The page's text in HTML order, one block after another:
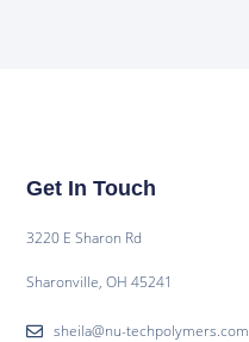
Get In Touch
3220 E Sharon Rd
Sharonville, OH 45241
sheila@nu-techpolymers.com